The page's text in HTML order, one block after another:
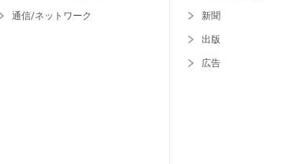
通信/ネットワーク 新聞
出版
広告